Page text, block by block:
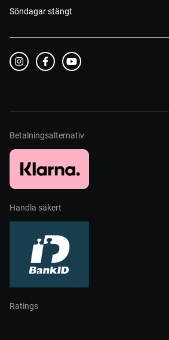
Söndagar stängt
Betalningsalternativ
Handla säkert
Ratings